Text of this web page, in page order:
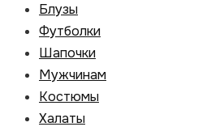
Блузы
Футболки
Шапочки
Мужчинам
Костюмы
Халаты